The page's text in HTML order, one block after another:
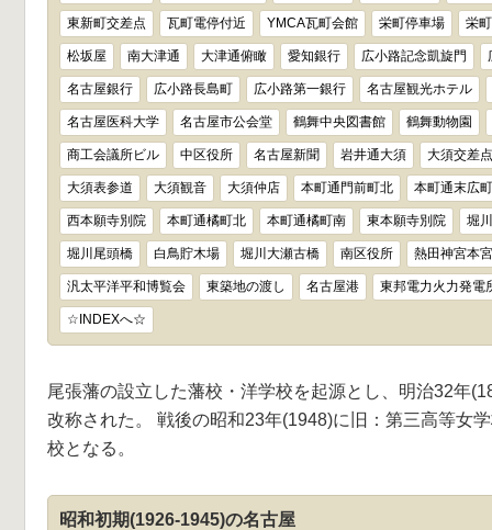
東新町交差点 瓦町電停付近 YMCA瓦町会館 栄町停車場 栄
松坂屋 南大津通 大津通俯瞰 愛知銀行 広小路記念凱旋門
名古屋銀行 広小路長島町 広小路第一銀行 名古屋観光ホテル
名古屋医科大学 名古屋市公会堂 鶴舞中央図書館 鶴舞動物園
商工会議所ビル 中区役所 名古屋新聞 岩井通大須 大須交差
大須表参道 大須観音 大須仲店 本町通門前町北 本町通末広町
西本願寺別院 本町通橘町北 本町通橘町南 東本願寺別院 堀
堀川尾頭橋 白鳥貯木場 堀川大瀬古橋 南区役所 熱田神宮本宮
汎太平洋平和博覧会 東築地の渡し 名古屋港 東邦電力火力発電
☆INDEXへ☆
尾張藩の設立した藩校・洋学校を起源とし、明治32年
改称された。 戦後の昭和23年(1948)に旧：第三高等女
校となる。
昭和初期(1926-1945)の名古屋